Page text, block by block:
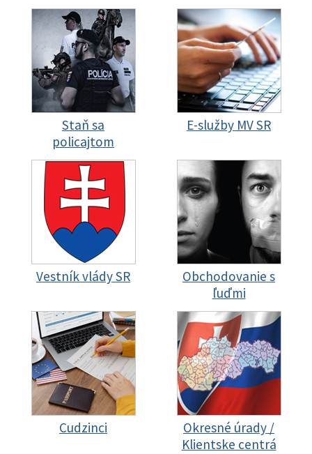
Staň sa
policajtom
E-služby MV SR
Vestník vlády SR
Obchodovanie s
ľuďmi
Cudzinci
Okresné úrady /
Klientske centrá